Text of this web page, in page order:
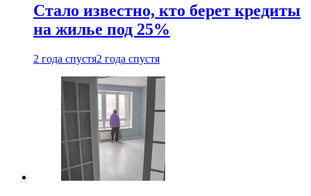
Стало известно, кто берет кредиты
на жилье под 25%
2 года спустя2 года спустя